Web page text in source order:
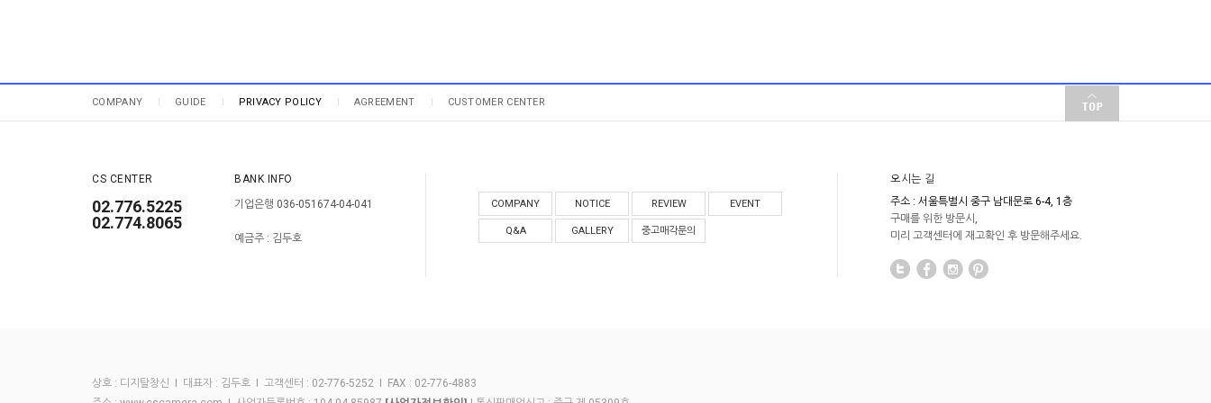
COMPANY GUIDE PRIVACY POLICY AGREEMENT CUSTOMER CENTER
CS CENTER
02.776.5225
02.774.8065
BANK INFO
기업은행 036-051674-04-041
예금주 : 김두호
COMPANY NOTICE REVIEW EVENT
Q&A GALLERY 중고매각문의
오시는 길
주소 : 서울특별시 중구 남대문로 6-4, 1층
구매를 위한 방문시,
미리 고객센터에 재고확인 후 방문해주세요.
상호 : 디지탈창신 I 대표자 : 김두호 I 고객센터 : 02-776-5252 I FAX : 02-776-4883